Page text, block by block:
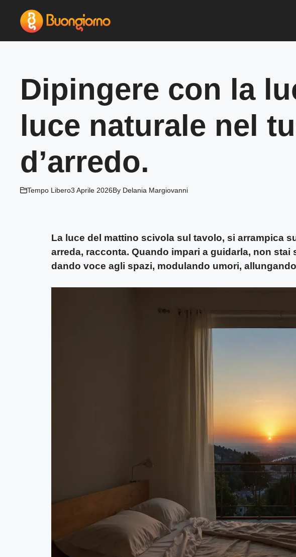
contenuto
Dipingere con la
luce naturale nel
d’arredo.
Tempo Libero3 Aprile 2026By Delania Margiovanni
La luce del mattino scivola sul tavolo, si arrampica
arreda, racconta. Quando impari a guidarla, non
dando voce agli spazi, modulando umori,